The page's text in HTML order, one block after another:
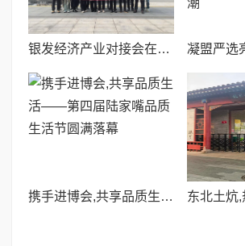
银发经济产业对接会在杭州圆满举办——链接资源、促进合作、激发银发产业新动能
携手进博会,共享品质生活——第四届陆家嘴品质生活节圆满落幕 东北土炕